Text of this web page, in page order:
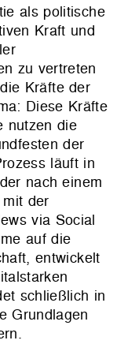
als politische
Kraft und
zu vertreten
Kräfte der
Diese Kräfte
nutzen die
der
läuft in
nach einem
der
via Social
auf die
entwickelt
schließlich in
Grundlagen